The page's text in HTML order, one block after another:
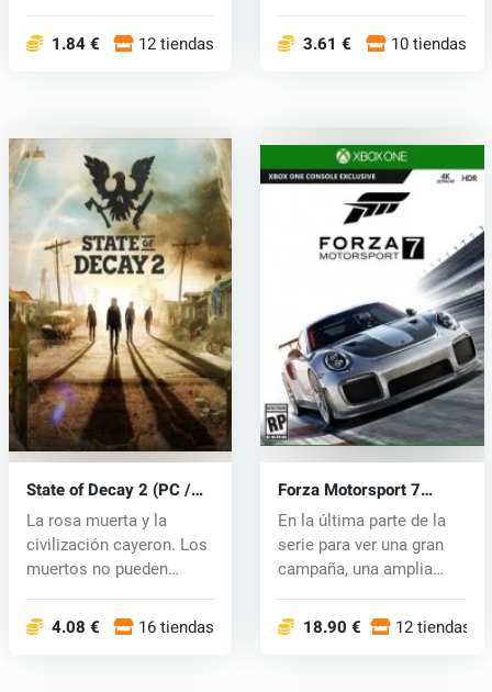
1.84 € 12 tiendas 3.61 € 10 tiendas
State of Decay 2 (PC /
Xbox One) key
La rosa muerta y la
civilización cayeron. Los
muertos no pueden
4.08 € 16 tiendas
Forza Motorsport 7
(Xbox One) key
En la última parte de la
serie para ver una gran
campaña, una amplia
18.90 € 12 tiendas